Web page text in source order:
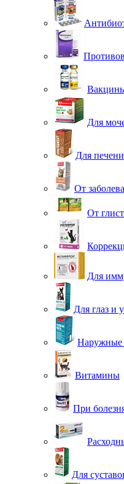
Для
Для
От
От
Для
Для глаз и
Наружные
Витамины
При
Для